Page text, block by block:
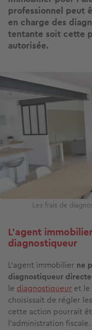
professionnel peut
en charge des
tentante soit cette
autorisée.
Image
Les frais de
L'agent
diagnostiqueur
L’agent immobilier ne
diagnostiqueur
le diagnostiqueur et le
choisissait de régler
cette action pourrait
l’administration fiscale.